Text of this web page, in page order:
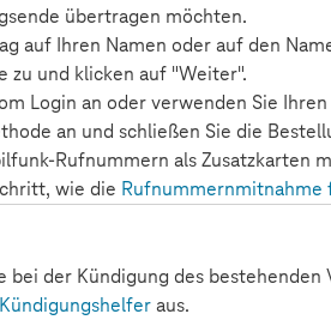
übertragen möchten.
auf Ihren Namen oder auf den
zu und klicken auf "Weiter".
Login an oder verwenden Sie
an und schließen Sie die
Rufnummern als Zusatzkarten
wie die Rufnummernmitnahme
bei der Kündigung des
Kündigungshelferaus.